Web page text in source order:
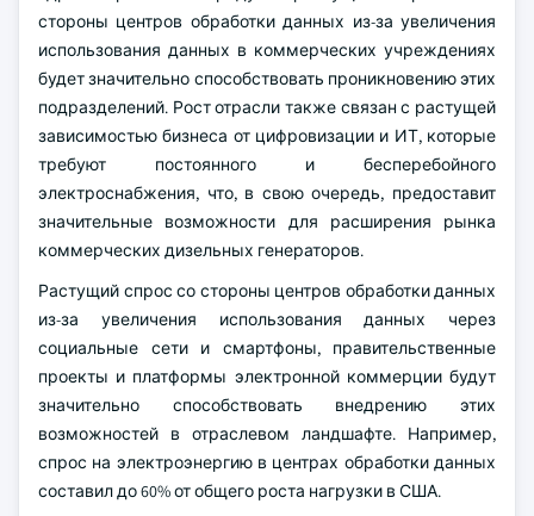
стороны центров обработки данных из-за увеличения
использования данных в коммерческих учреждениях
будет значительно способствовать проникновению этих
подразделений. Рост отрасли также связан с растущей
зависимостью бизнеса от цифровизации и ИТ, которые
требуют постоянного и бесперебойного
электроснабжения, что, в свою очередь, предоставит
значительные возможности для расширения рынка
коммерческих дизельных генераторов.
Растущий спрос со стороны центров обработки данных
из-за увеличения использования данных через
социальные сети и смартфоны, правительственные
проекты и платформы электронной коммерции будут
значительно способствовать внедрению этих
возможностей в отраслевом ландшафте. Например,
спрос на электроэнергию в центрах обработки данных
составил до 60% от общего роста нагрузки в США.